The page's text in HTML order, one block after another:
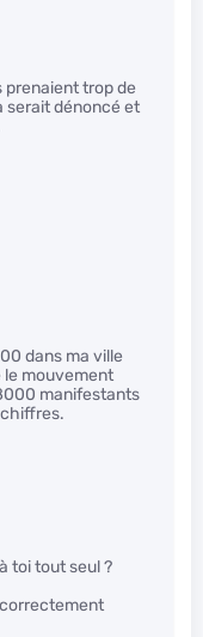
prenaient trop de
serait dénoncé et
dans ma ville
le mouvement
manifestants
toi tout seul ?
correctement